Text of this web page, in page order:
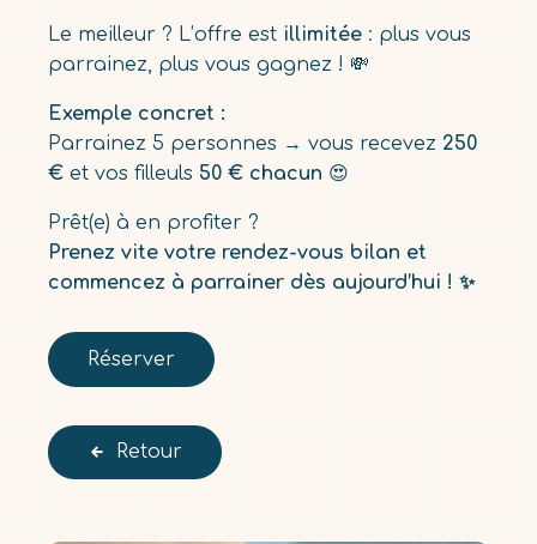
Le meilleur ? L’offre est illimitée : plus vous
parrainez, plus vous gagnez ! 💸
Exemple concret :
Parrainez 5 personnes → vous recevez 250
€ et vos filleuls 50 € chacun 😍
Prêt(e) à en profiter ?
Prenez vite votre rendez-vous bilan et
commencez à parrainer dès aujourd’hui ! ✨
Réserver
Retour